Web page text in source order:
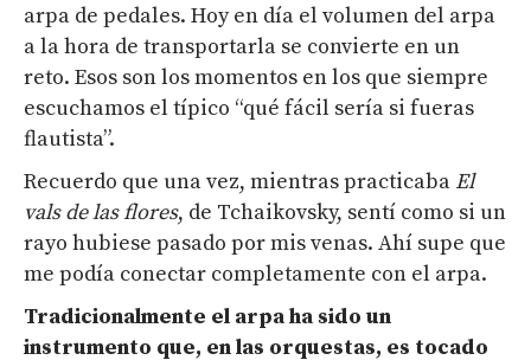
arpa de pedales. Hoy en día el volumen del arpa
a la hora de transportarla se convierte en un
reto. Esos son los momentos en los que siempre
escuchamos el típico “qué fácil sería si fueras
flautista”.
Recuerdo que una vez, mientras practicaba El
vals de las flores, de Tchaikovsky, sentí como si un
rayo hubiese pasado por mis venas. Ahí supe que
me podía conectar completamente con el arpa.
Tradicionalmente el arpa ha sido un
instrumento que, en las orquestas, es tocado